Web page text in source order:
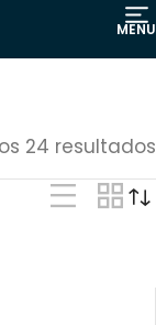
MENU
24 resultados